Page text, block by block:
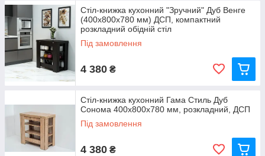
Стіл-книжка кухонний "Зручний" Дуб Венге
(400x800x780 мм) ДСП, компактний
розкладний обідній стіл
Під замовлення
4 380 ₴
Стіл-книжка кухонний Гама Стиль Дуб
Сонома 400x800x780 мм, розкладний, ДСП
Під замовлення
4 380 ₴